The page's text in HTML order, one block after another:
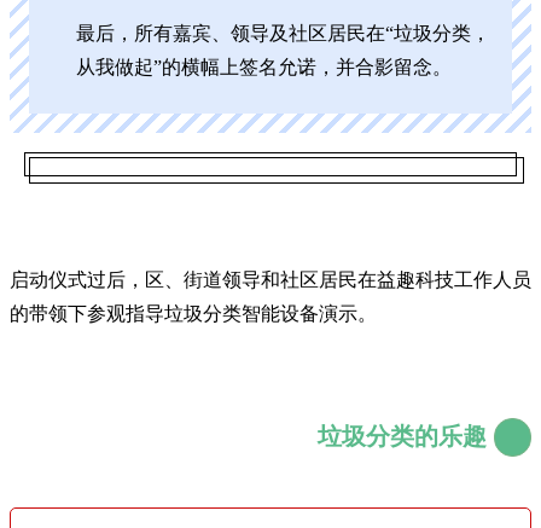
最后，所有嘉宾、领导及社区居民在“垃圾分类，
从我做起”的横幅上签名允诺，并合影留念。
启动仪式过后，区、街道领导和社区居民在益趣科技工作人员
的带领下参观指导垃圾分类智能设备演示。
垃圾分类的乐趣
-